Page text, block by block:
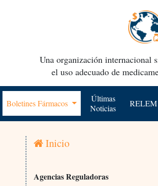
Una organización internacional
el uso adecuado de
Boletines Fármacos
Últimas
Noticias
RELEM
Inicio
Agencias Reguladoras